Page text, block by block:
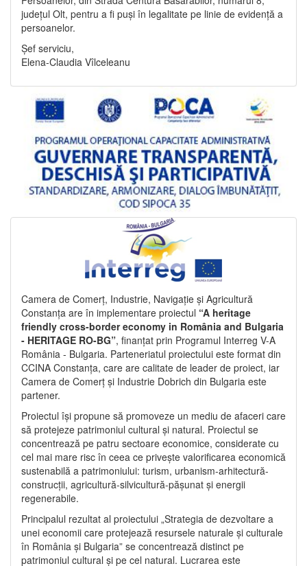
județul Olt, pentru a fi puși în legalitate pe linie de evidență a
persoanelor.
Șef serviciu,
Elena-Claudia Vîlceleanu
Camera de Comerț, Industrie, Navigație și Agricultură
Constanța are în implementare proiectul “A heritage
friendly cross-border economy in România and Bulgaria
- HERITAGE RO-BG”, finanțat prin Programul Interreg V-A
România - Bulgaria. Parteneriatul proiectului este format din
CCINA Constanța, care are calitate de leader de proiect, iar
Camera de Comerț și Industrie Dobrich din Bulgaria este
partener.
Proiectul își propune să promoveze un mediu de afaceri care
să protejeze patrimoniul cultural și natural. Proiectul se
concentrează pe patru sectoare economice, considerate cu
cel mai mare risc în ceea ce privește valorificarea economică
sustenabilă a patrimoniului: turism, urbanism-arhitectură-
construcții, agricultură-silvicultură-pășunat și energii
regenerabile.
Principalul rezultat al proiectului „Strategia de dezvoltare a
unei economii care protejează resursele naturale și culturale
în România și Bulgaria” se concentrează distinct pe
patrimoniul cultural și pe cel natural. Lucrarea este